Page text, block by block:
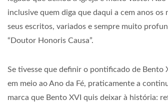
inclusive quem diga que daqui a cem anos
seus escritos, variados e sempre muito
“Doutor Honoris Causa”.
Se tivesse que definir o pontificado de Bento
em meio ao Ano da Fé, praticamente a
marca que Bento XVI quis deixar à história: